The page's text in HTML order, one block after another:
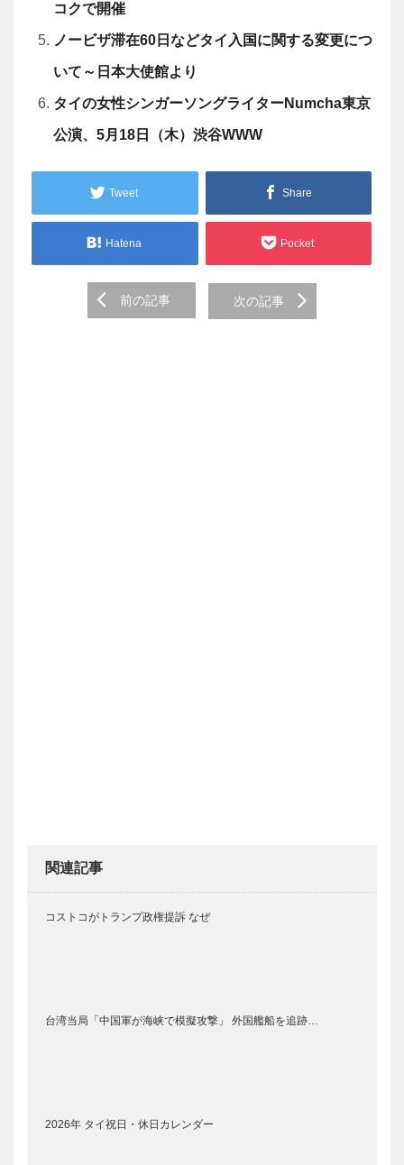
コクで開催
ノービザ滞在60日などタイ入国に関する変更につ
いて～日本大使館より
タイの女性シンガーソングライターNumcha東京
公演、5月18日（木）渋谷WWW
Tweet Share
Hatena Pocket
navigation
前の記事 次の記事
関連記事
コストコがトランプ政権提訴 なぜ
台湾当局「中国軍が海峡で模擬攻撃」 外国艦船を追跡…
2026年 タイ祝日・休日カレンダー